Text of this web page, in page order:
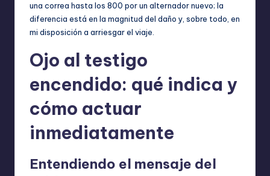
una correa hasta los 800 por un alternador nuevo; la
diferencia está en la magnitud del daño y, sobre todo, en
mi disposición a arriesgar el viaje.
Ojo al testigo
encendido: qué indica y
cómo actuar
inmediatamente
Entendiendo el mensaje del